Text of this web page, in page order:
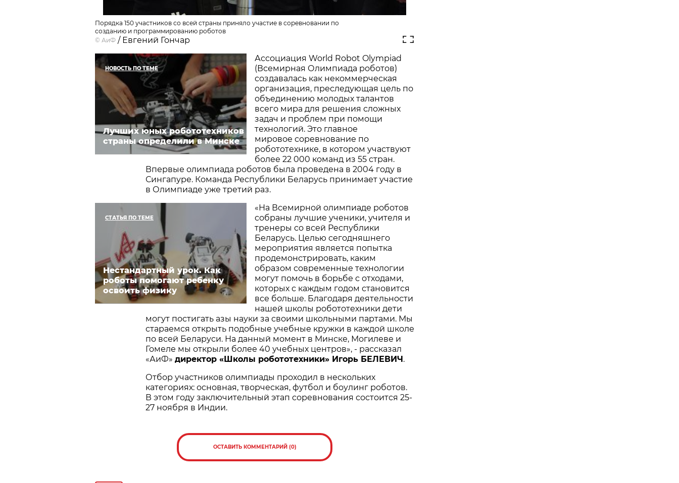
Порядка 150 участников со всей страны приняло участие в соревновании по
созданию и программированию роботов
© АиФ / Евгений Гончар
НОВОСТЬ ПО ТЕМЕ
Лучших юных робототехников
страны определили в Минске
Ассоциация World Robot Olympiad
(Всемирная Олимпиада роботов)
создавалась как некоммерческая
организация, преследующая цель по
объединению молодых талантов
всего мира для решения сложных
задач и проблем при помощи
технологий. Это главное
мировое соревнование по
робототехнике, в котором участвуют
более 22 000 команд из 55 стран.
Впервые олимпиада роботов была проведена в 2004 году в
Сингапуре. Команда Республики Беларусь принимает участие
в Олимпиаде уже третий раз.
СТАТЬЯ ПО ТЕМЕ
Нестандартный урок. Как
роботы помогают ребенку
освоить физику
«На Всемирной олимпиаде роботов
собраны лучшие ученики, учителя и
тренеры со всей Республики
Беларусь. Целью сегодняшнего
мероприятия является попытка
продемонстрировать, каким
образом современные технологии
могут помочь в борьбе с отходами,
которых с каждым годом становится
все больше. Благодаря деятельности
нашей школы робототехники дети
могут постигать азы науки за своими школьными партами. Мы
стараемся открыть подобные учебные кружки в каждой школе
по всей Беларуси. На данный момент в Минске, Могилеве и
Гомеле мы открыли более 40 учебных центров», - рассказал
«АиФ» директор «Школы робототехники» Игорь БЕЛЕВИЧ.
Отбор участников олимпиады проходил в нескольких
категориях: основная, творческая, футбол и боулинг роботов.
В этом году заключительный этап соревнования состоится 25-
27 ноября в Индии.
ОСТАВИТЬ КОММЕНТАРИЙ (0)